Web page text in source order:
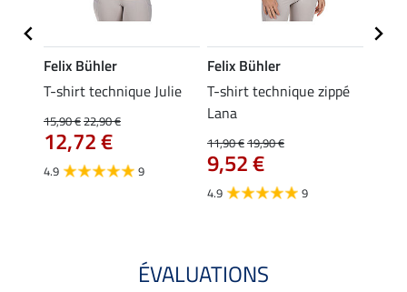
Felix Bühler
T-shirt technique Julie
15,90 €22,90 €
12,72 €
4.9 9
Felix Bühler
T-shirt technique zippé
Lana
11,90 €19,90 €
9,52 €
4.9 9
ÉVALUATIONS